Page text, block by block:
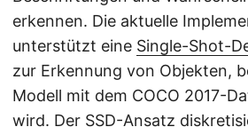
erkennen. Die aktuelle
unterstützt eine Single-Shot-
zur Erkennung von Objekten,
Modell mit dem COCO 2017-
wird. Der SSD-Ansatz